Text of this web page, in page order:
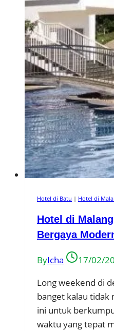
Hotel di Batu | Hotel di
Hotel di
Bergaya
ByIcha 17/02/
Long weekend di
banget kalau
ini untuk
waktu yang tepat